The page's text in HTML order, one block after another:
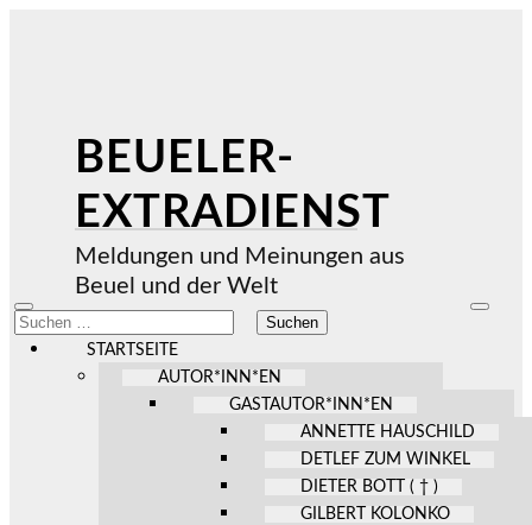
BEUELER-
EXTRADIENST
Meldungen und Meinungen aus
Beuel und der Welt
Mobile-
Menü
ein-/ausblenden
Suchen
nach:
STARTSEITE
AUTOR*INN*EN
GASTAUTOR*INN*EN
ANNETTE HAUSCHILD
DETLEF ZUM WINKEL
DIETER BOTT ( † )
GILBERT KOLONKO